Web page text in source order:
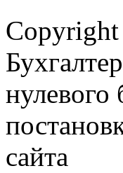
нулевого
сайта